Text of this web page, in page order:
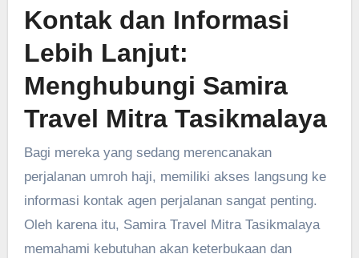
Kontak dan Informasi
Lebih Lanjut:
Menghubungi Samira
Travel Mitra Tasikmalaya
Bagi mereka yang sedang merencanakan
perjalanan umroh haji, memiliki akses langsung ke
informasi kontak agen perjalanan sangat penting.
Oleh karena itu, Samira Travel Mitra Tasikmalaya
memahami kebutuhan akan keterbukaan dan